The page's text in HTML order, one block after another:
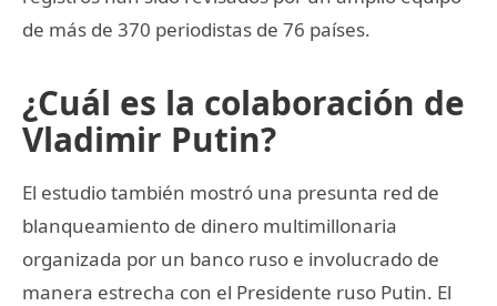
de más de 370 periodistas de 76 países.
¿Cuál es la colaboración de
Vladimir Putin?
El estudio también mostró una presunta red de
blanqueamiento de dinero multimillonaria
organizada por un banco ruso e involucrado de
manera estrecha con el Presidente ruso Putin. El